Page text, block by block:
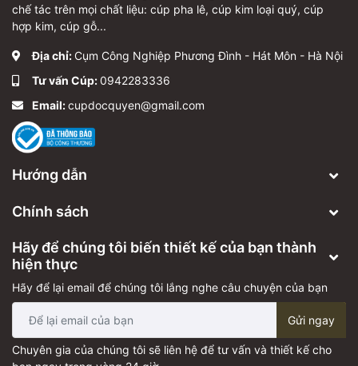
chế tác trên mọi chất liệu: cúp pha lê, cúp kim loại quý, cúp
hợp kim, cúp gỗ...
Địa chỉ: Cụm Công Nghiệp Phương Đình - Hát Môn - Hà Nội
Tư vấn Cúp:0942283336
Email:cupdocquyen@gmail.com
Hướng dẫn
Chính sách
Hãy để chúng tôi biến thiết kế của bạn thành
hiện thực
Hãy để lại email để chúng tôi lắng nghe câu chuyện của bạn
Gửi ngay
Chuyên gia của chúng tôi sẽ liên hệ để tư vấn và thiết kế cho